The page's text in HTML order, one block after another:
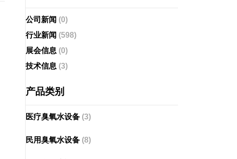
公司新闻 (0)
行业新闻 (598)
展会信息 (0)
技术信息 (3)
产品类别
医疗臭氧水设备 (3)
民用臭氧水设备 (8)